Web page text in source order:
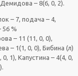
– 8(6, 0, 2).
– 7, подача – 4,
56 %
– 11 (11, 0, 0),
– 1(1, 0, 0), Бибина (л)
1), Капустина – 4(4, 0,